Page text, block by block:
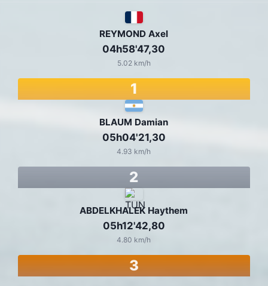
BLAUM Damian
05h04'21,30
4.93 km/h
2
REYMOND Axel
04h58'47,30
5.02 km/h
1
ABDELKHALEK Haythem
05h12'42,80
4.80 km/h
3